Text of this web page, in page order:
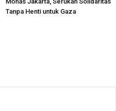
Tanpa Henti untuk Gaza